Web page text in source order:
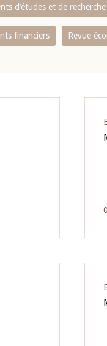
d’études et de
financiers Revue